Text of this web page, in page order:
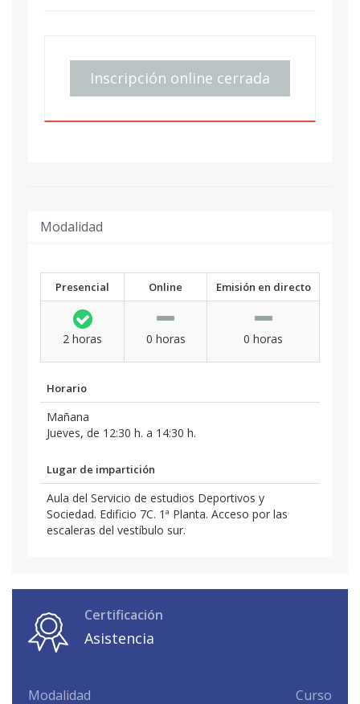
Inscripción online cerrada
Modalidad
Presencial Online Emisión en directo
2 horas 0 horas 0 horas
Horario
Mañana
Jueves, de 12:30 h. a 14:30 h.
Lugar de impartición
Aula del Servicio de estudios Deportivos y
Sociedad. Edificio 7C. 1ª Planta. Acceso por las
escaleras del vestíbulo sur.
Certificación
Asistencia
Modalidad Curso